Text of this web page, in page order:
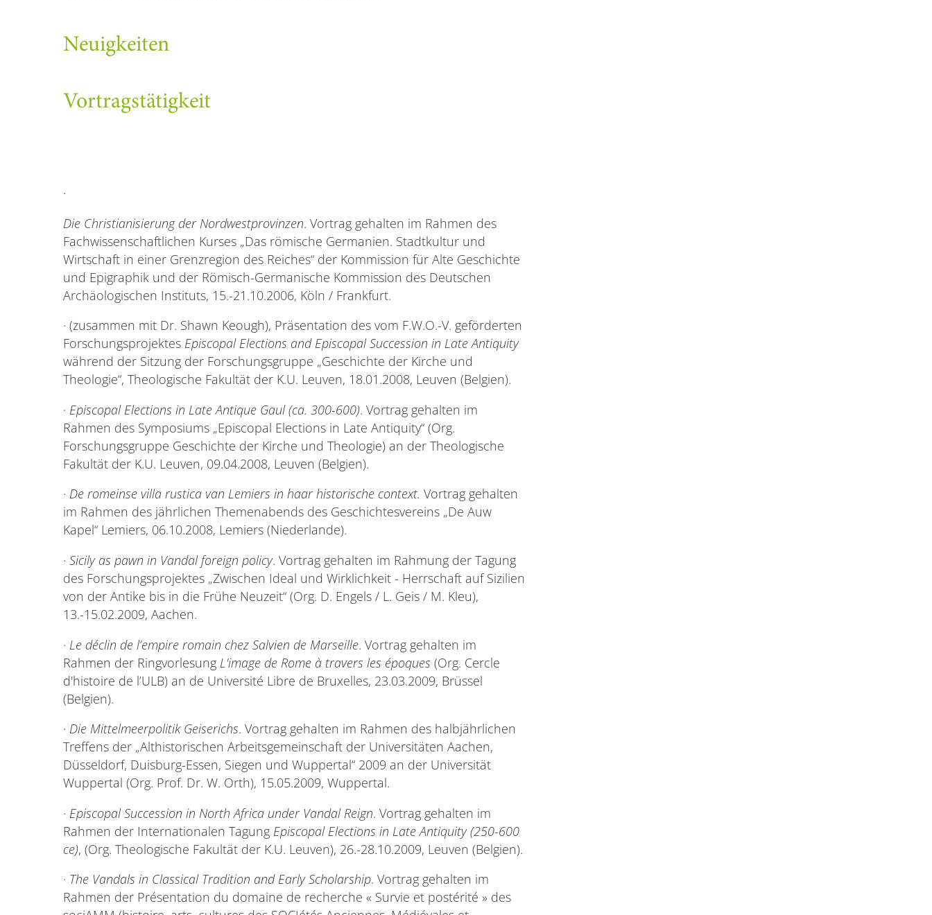
Neuigkeiten
Vortragstätigkeit
·
Die Christianisierung der Nordwestprovinzen. Vortrag gehalten im Rahmen des
Fachwissenschaftlichen Kurses „Das römische Germanien. Stadtkultur und
Wirtschaft in einer Grenzregion des Reiches“ der Kommission für Alte Geschichte
und Epigraphik und der Römisch-Germanische Kommission des Deutschen
Archäologischen Instituts, 15.-21.10.2006, Köln / Frankfurt.
· (zusammen mit Dr. Shawn Keough), Präsentation des vom F.W.O.-V. geförderten
Forschungsprojektes Episcopal Elections and Episcopal Succession in Late Antiquity
während der Sitzung der Forschungsgruppe „Geschichte der Kirche und
Theologie“, Theologische Fakultät der K.U. Leuven, 18.01.2008, Leuven (Belgien).
· Episcopal Elections in Late Antique Gaul (ca. 300-600). Vortrag gehalten im
Rahmen des Symposiums „Episcopal Elections in Late Antiquity“ (Org.
Forschungsgruppe Geschichte der Kirche und Theologie) an der Theologische
Fakultät der K.U. Leuven, 09.04.2008, Leuven (Belgien).
· De romeinse villa rustica van Lemiers in haar historische context. Vortrag gehalten
im Rahmen des jährlichen Themenabends des Geschichtesvereins „De Auw
Kapel“ Lemiers, 06.10.2008, Lemiers (Niederlande).
· Sicily as pawn in Vandal foreign policy. Vortrag gehalten im Rahmung der Tagung
des Forschungsprojektes „Zwischen Ideal und Wirklichkeit - Herrschaft auf Sizilien
von der Antike bis in die Frühe Neuzeit“ (Org. D. Engels / L. Geis / M. Kleu),
13.-15.02.2009, Aachen.
· Le déclin de l’empire romain chez Salvien de Marseille. Vortrag gehalten im
Rahmen der Ringvorlesung L'image de Rome à travers les époques (Org. Cercle
d'histoire de l’ULB) an de Université Libre de Bruxelles, 23.03.2009, Brüssel
(Belgien).
· Die Mittelmeerpolitik Geiserichs. Vortrag gehalten im Rahmen des halbjährlichen
Treffens der „Althistorischen Arbeitsgemeinschaft der Universitäten Aachen,
Düsseldorf, Duisburg-Essen, Siegen und Wuppertal“ 2009 an der Universität
Wuppertal (Org. Prof. Dr. W. Orth), 15.05.2009, Wuppertal.
· Episcopal Succession in North Africa under Vandal Reign. Vortrag gehalten im
Rahmen der Internationalen Tagung Episcopal Elections in Late Antiquity (250-600
ce), (Org. Theologische Fakultät der K.U. Leuven), 26.-28.10.2009, Leuven (Belgien).
· The Vandals in Classical Tradition and Early Scholarship. Vortrag gehalten im
Rahmen der Présentation du domaine de recherche « Survie et postérité » des